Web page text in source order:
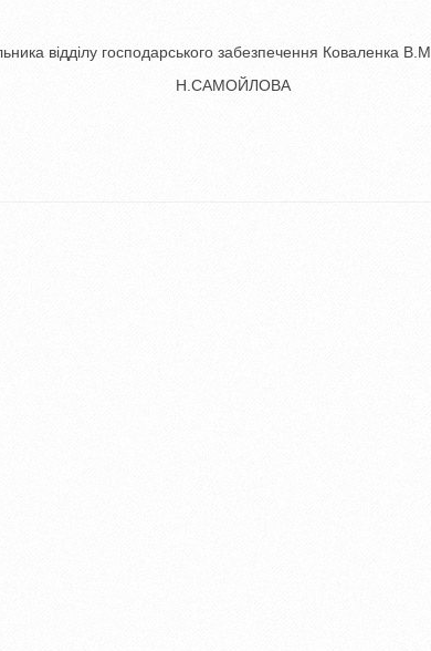
відділу господарського забезпечення Коваленка В.М.
ради Н.САМОЙЛОВА